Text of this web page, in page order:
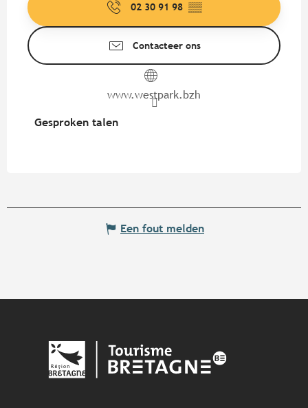
02 30 91 98 ▒▒
Contacteer ons
www.westpark.bzh
Gesproken talen
Gesproken talen
Een fout melden